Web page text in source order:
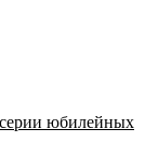
юбилейных